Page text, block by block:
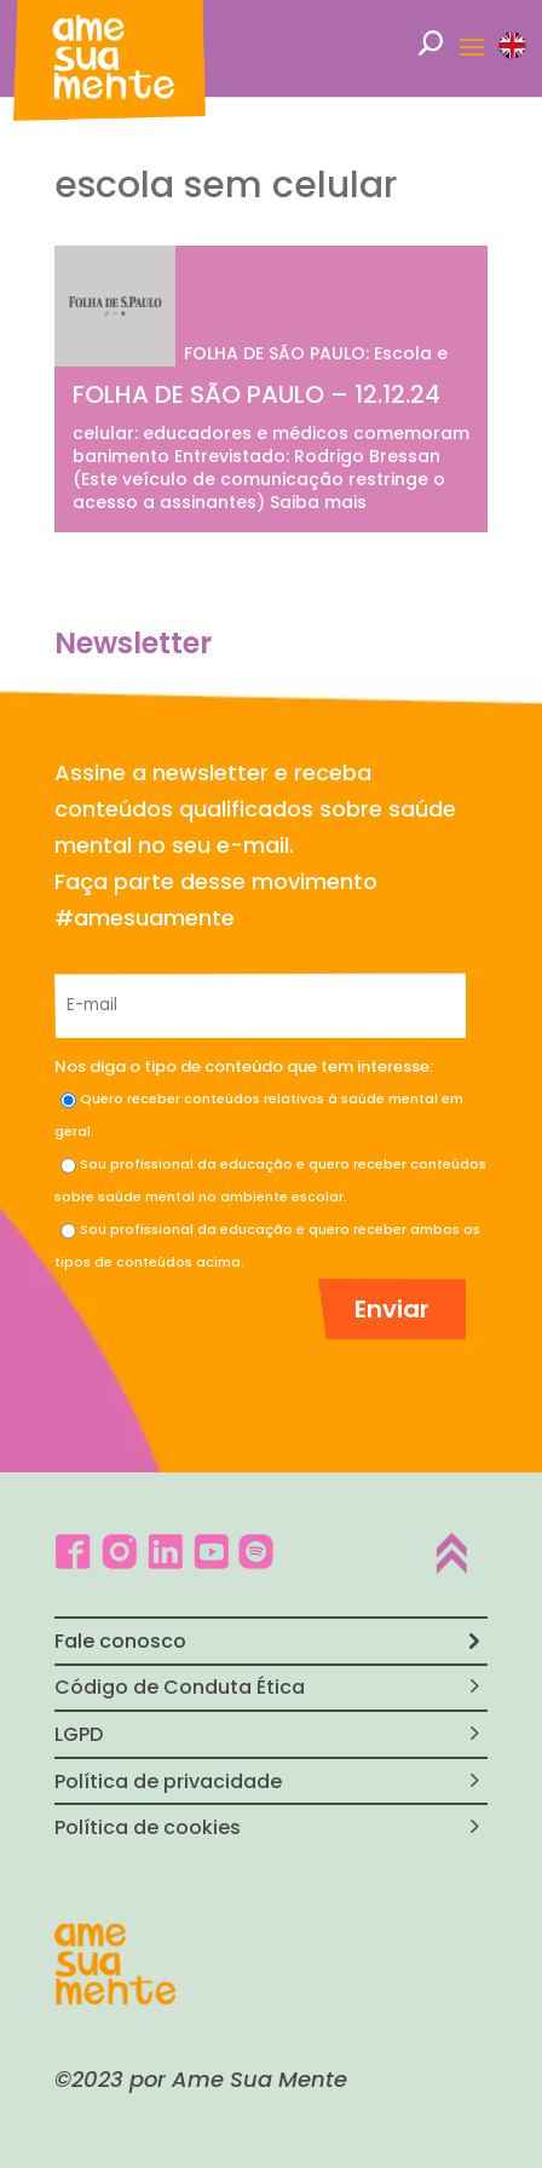
escola sem celular
FOLHA DE SÃO PAULO – 12.12.24
FOLHA DE SÃO PAULO: Escola e
celular: educadores e médicos comemoram
banimento Entrevistado: Rodrigo Bressan
(Este veículo de comunicação restringe o
acesso a assinantes) Saiba mais
Newsletter
Assine a newsletter e receba
conteúdos qualificados sobre saúde
mental no seu e-mail.
Faça parte desse movimento
#amesuamente
Nos diga o tipo de conteúdo que tem interesse:
Quero receber conteúdos relativos à saúde mental em
geral.
Sou profissional da educação e quero receber conteúdos
sobre saúde mental no ambiente escolar.
Sou profissional da educação e quero receber ambos os
tipos de conteúdos acima.
Fale conosco
Código de Conduta Ética
LGPD
Política de privacidade
Política de cookies
©2023 por Ame Sua Mente